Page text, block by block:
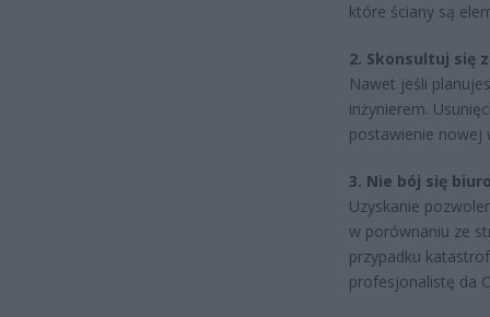
które ściany są
2. Skonsultuj się
Nawet jeśli
inżynierem.
postawienie nowej
3. Nie bój się
Uzyskanie
w porównaniu ze
przypadku
profesjonalistę da